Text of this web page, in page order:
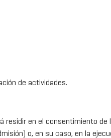
de actividades.
residir en el consentimiento de
o, en su caso, en la